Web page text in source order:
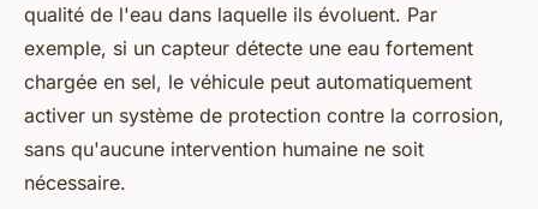
qualité de l'eau dans laquelle ils évoluent. Par
exemple, si un capteur détecte une eau fortement
chargée en sel, le véhicule peut automatiquement
activer un système de protection contre la corrosion,
sans qu'aucune intervention humaine ne soit
nécessaire.